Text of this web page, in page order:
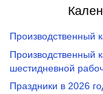
Производственный
Производственный
шестидневной
Праздники в 2026